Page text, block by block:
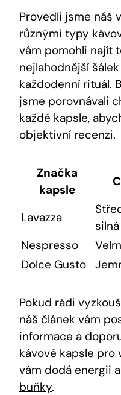
Provedli jsme náš
různými typy
vám pomohli najít
nejlahodnější
každodenní rituál.
jsme porovnávali
každé kapsle,
objektivní recenzi.
Značka
kapsle
Lavazza
silná
Nespresso
Dolce Gusto
Pokud rádi
náš článek vám
informace a
kávové kapsle pro
vám dodá energii a
buňky.